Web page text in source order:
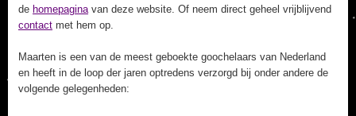
de homepaginavan deze website. Of neem direct geheel vrijblijvend
contact met hem op.
Maarten is een van de meest geboekte goochelaars van Nederland
en heeft in de loop der jaren optredens verzorgd bij onder andere de
volgende gelegenheden: